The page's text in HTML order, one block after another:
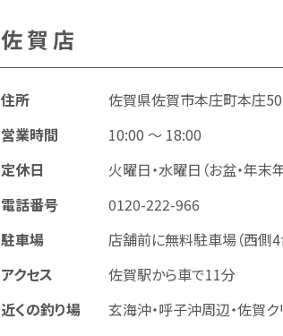
佐賀店
住所
佐賀県佐賀市本庄町本庄
営業時間
10:00 〜 18:00
定休日
火曜日・水曜日（お盆・年末
電話番号
0120-222-966
駐車場
店舗前に無料駐車場（西側4
アクセス
佐賀駅から車で11分
近くの釣り場
玄海沖・呼子沖周辺・佐賀